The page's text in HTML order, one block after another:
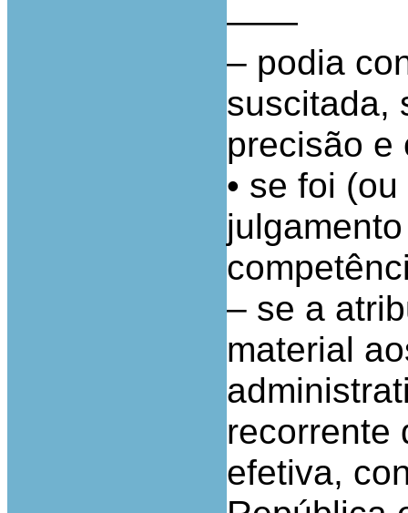
——
– podia
suscitada,
precisão e
• se foi
– se a
material
recorrente
efetiva,